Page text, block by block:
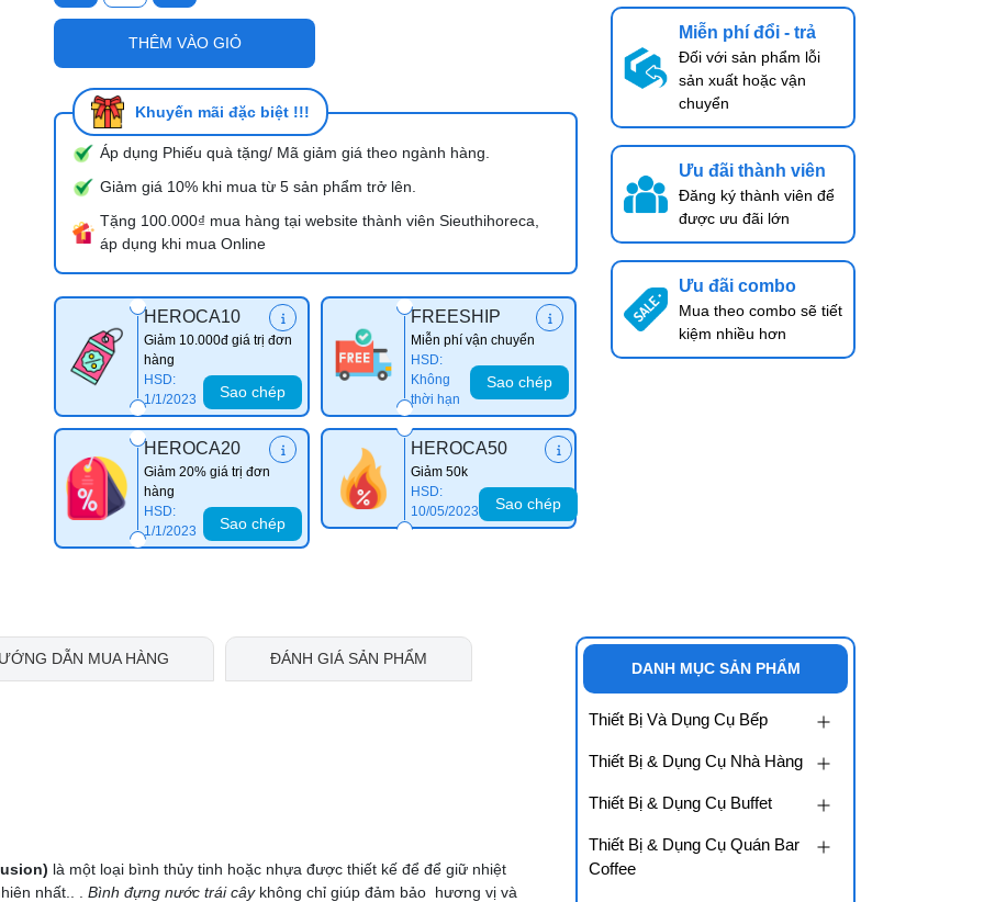
THÊM VÀO GIỎ
Khuyến mãi đặc biệt !!!
Áp dụng Phiếu quà tặng/ Mã giảm giá theo ngành hàng.
Giảm giá 10% khi mua từ 5 sản phẩm trở lên.
Tặng 100.000₫ mua hàng tại website thành viên Sieuthihoreca,
áp dụng khi mua Online
HEROCA10
Giảm 10.000đ giá trị đơn
hàng
HSD:
1/1/2023
Sao chép
FREESHIP
Miễn phí vận chuyển
HSD:
Không
thời hạn
Sao chép
HEROCA20
Giảm 20% giá trị đơn
hàng
HSD:
1/1/2023
Sao chép
HEROCA50
Giảm 50k
HSD:
10/05/2023
Sao chép
Mã giảm giá:
Điều kiện:
Miễn phí đổi - trả
Đối với sản phẩm lỗi
sản xuất hoặc vận
chuyển
Ưu đãi thành viên
Đăng ký thành viên để
được ưu đãi lớn
Ưu đãi combo
Mua theo combo sẽ tiết
kiệm nhiều hơn
DẪN MUA HÀNG ĐÁNH GIÁ SẢN PHẨM
là một loại bình thủy tinh hoặc nhựa được thiết kế để để giữ nhiệt
nhất.. . Bình đựng nước trái câykhông chỉ giúp đảm bảo hương vị và
DANH MỤC SẢN PHẨM
Thiết Bị Và Dụng Cụ Bếp
Thiết Bị & Dụng Cụ Nhà Hàng
Thiết Bị & Dụng Cụ Buffet
Thiết Bị & Dụng Cụ Quán Bar
Coffee